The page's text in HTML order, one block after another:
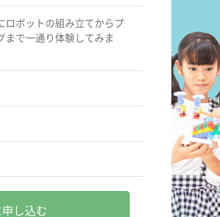
ロボットの組み立てからプ
まで一通り体験してみま
し込む